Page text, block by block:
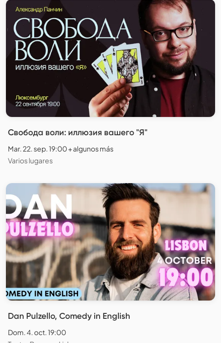
Свобода воли: иллюзия вашего "Я"
Mar. 22. sep. 19:00 + algunos más
Varios lugares
Dan Pulzello, Comedy in English
Dom. 4. oct. 19:00